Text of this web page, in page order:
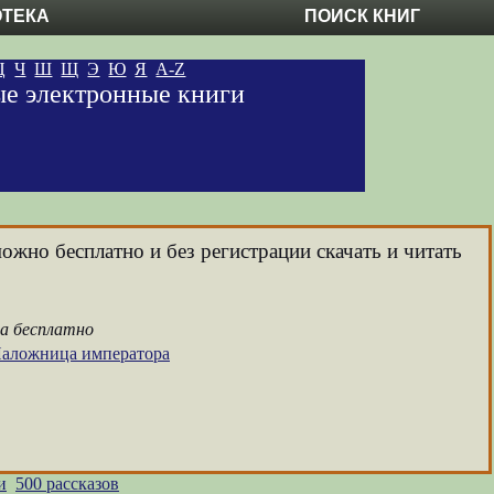
ПОИСК КНИГ
Ч Ш Щ Э Ю Я A-Z
электронные книги
бесплатно и без регистрации скачать и читать
бесплатно
императора
500 рассказов